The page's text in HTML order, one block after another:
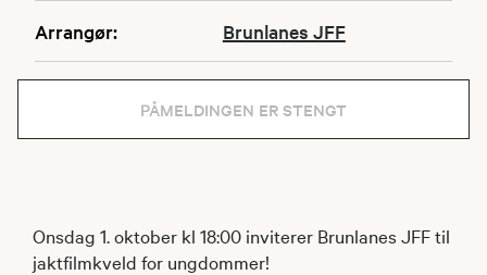
Arrangør: Brunlanes JFF
PÅMELDINGEN ER STENGT
Onsdag 1. oktober kl 18:00 inviterer Brunlanes JFF til
jaktfilmkveld for ungdommer!